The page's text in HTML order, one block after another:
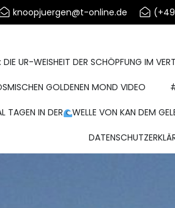
knoopjuergen@t-online.de
UR-WEISHEIT DER SCHÖPFUNG IM
GOLDENEN MOND VIDEO
TAGEN IN DER WELLE VON KAN DEM